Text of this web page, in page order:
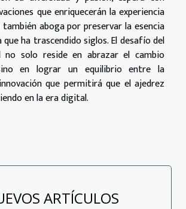
que enriquecerán la experiencia
aboga por preservar la esencia
ha trascendido siglos. El desafío del
no solo reside en abrazar el cambio
en lograr un equilibrio entre la
que permitirá que el ajedrez
en la era digital.
ARTÍCULOS